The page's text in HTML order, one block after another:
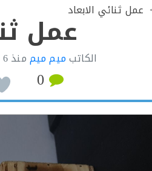
عمل ثنائي الابعادعمل
الكاتبميم ميممنذ6 سنوات
0